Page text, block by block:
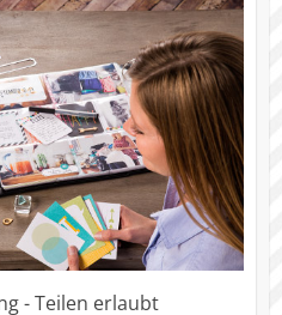
- Teilen erlaubt